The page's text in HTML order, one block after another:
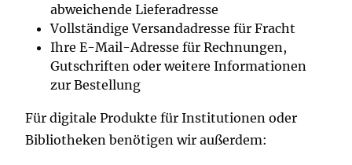
abweichende Lieferadresse
Vollständige Versandadresse für Fracht
Ihre E-Mail-Adresse für Rechnungen,
Gutschriften oder weitere Informationen
zur Bestellung
Für digitale Produkte für Institutionen oder
Bibliotheken benötigen wir außerdem: